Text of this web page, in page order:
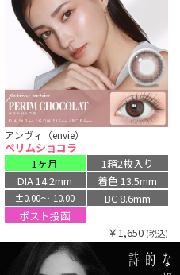
アンヴィ（envie）
ペリムショコラ
1ヶ月
1箱2枚入り
DIA 14.2mm
着色 13.5mm
±0.00〜-10.00
BC 8.6mm
ポスト投函
￥1,650 (税込)